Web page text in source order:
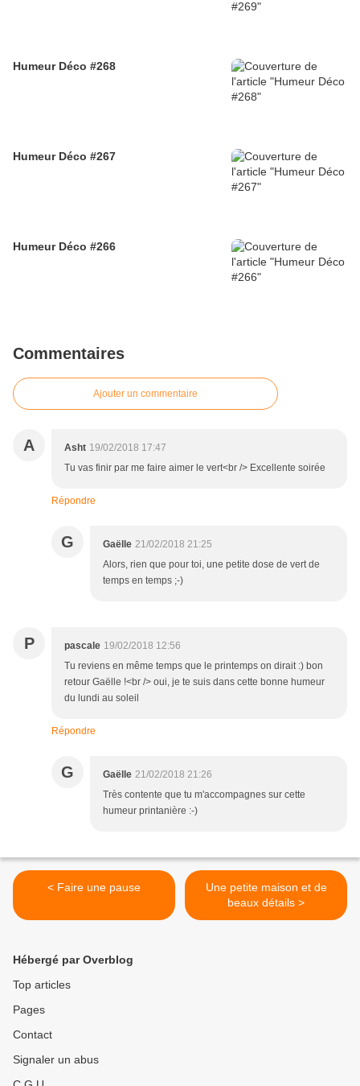
Humeur Déco #268
Humeur Déco #267
Humeur Déco #266
Commentaires
Ajouter un commentaire
A Asht 19/02/2018 17:47
Tu vas finir par me faire aimer le vert<br /> Excellente soirée
Répondre
G Gaëlle 21/02/2018 21:25
Alors, rien que pour toi, une petite dose de vert de
temps en temps ;-)
P pascale 19/02/2018 12:56
Tu reviens en même temps que le printemps on dirait :) bon
retour Gaëlle !<br /> oui, je te suis dans cette bonne humeur
du lundi au soleil
Répondre
G Gaëlle 21/02/2018 21:26
Très contente que tu m'accompagnes sur cette
humeur printanière :-)
< Faire une pause
Une petite maison et de
beaux détails >
Hébergé par Overblog
Top articles
Pages
Contact
Signaler un abus